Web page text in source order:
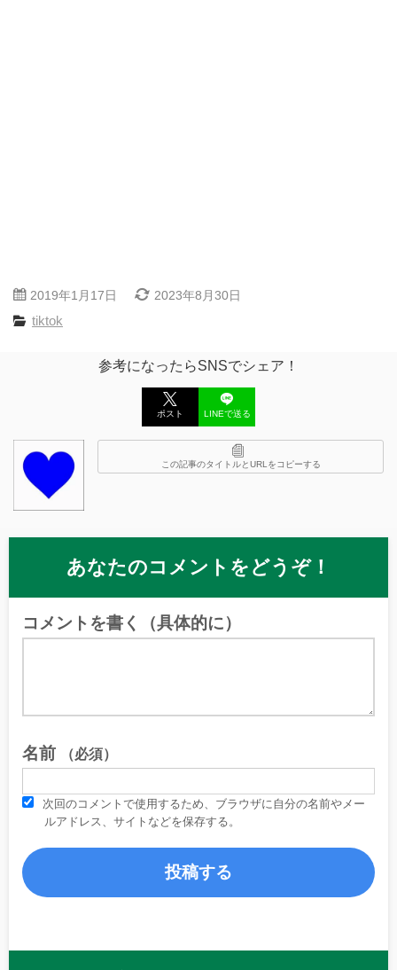
2019年1月17日 2023年8月30日
tiktok
参考になったらSNSでシェア！
ポスト LINEで送る
この記事のタイトルとURLをコピーする
あなたのコメントをどうぞ！
コメントを書く（具体的に）
名前 （必須）
次回のコメントで使用するため、ブラウザに自分の名前やメー
ルアドレス、サイトなどを保存する。